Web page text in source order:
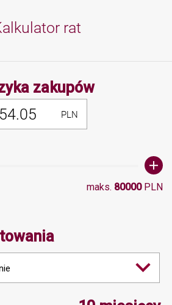
rat
zakupówMinimalna
PLN
maks. 80000PLN